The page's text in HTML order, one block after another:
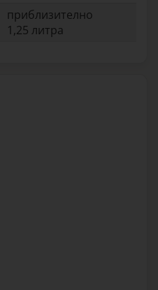
приблизително
1,25 литра